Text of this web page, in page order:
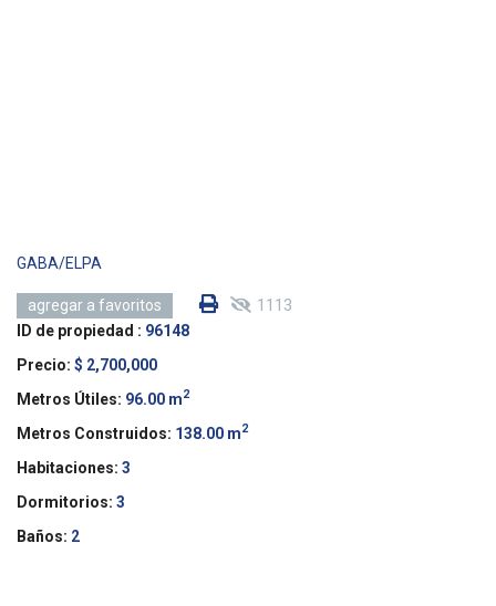
GABA/ELPA
agregar a favoritos 1113
ID de propiedad : 96148
Precio: $ 2,700,000
Metros Útiles: 96.00 m2
Metros Construidos: 138.00 m2
Habitaciones: 3
Dormitorios: 3
Baños: 2